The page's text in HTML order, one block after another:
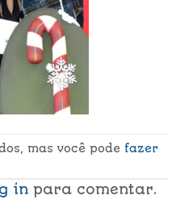
mas você pode fazer
in para comentar.